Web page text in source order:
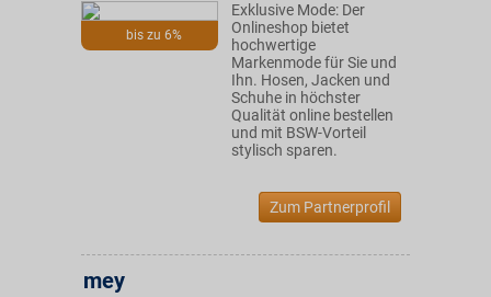
bis zu 6%
Exklusive Mode: Der
Onlineshop bietet
hochwertige
Markenmode für Sie und
Ihn. Hosen, Jacken und
Schuhe in höchster
Qualität online bestellen
und mit BSW-Vorteil
stylisch sparen.
Zum Partnerprofil
mey